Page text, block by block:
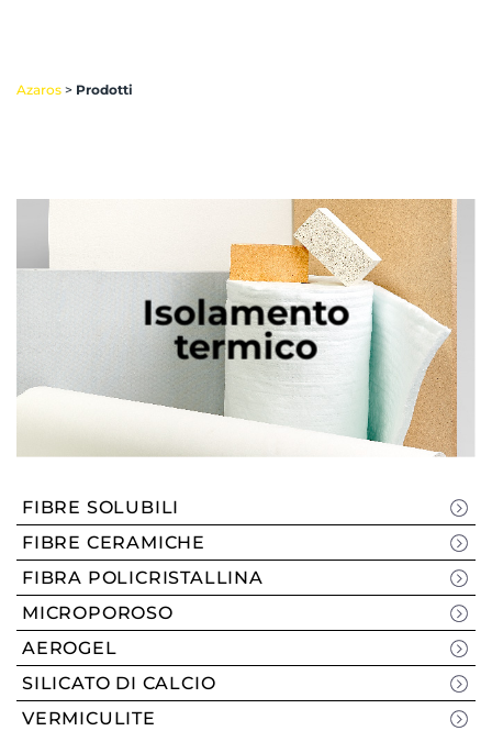
Azaros > Prodotti
Isolamento
termico
FIBRE SOLUBILI
FIBRE CERAMICHE
FIBRA POLICRISTALLINA
MICROPOROSO
AEROGEL
SILICATO DI CALCIO
VERMICULITE